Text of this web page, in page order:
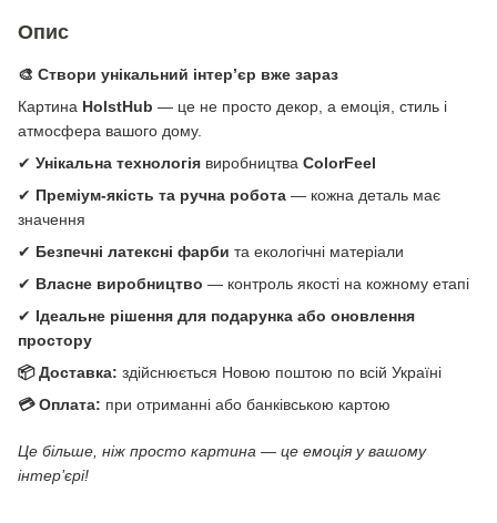
Опис
🎨 Створи унікальний інтер’єр вже зараз
Картина HolstHub — це не просто декор, а емоція, стиль і
атмосфера вашого дому.
✔ Унікальна технологія виробництва ColorFeel
✔ Преміум-якість та ручна робота — кожна деталь має
значення
✔ Безпечні латексні фарби та екологічні матеріали
✔ Власне виробництво — контроль якості на кожному етапі
✔ Ідеальне рішення для подарунка або оновлення
простору
📦 Доставка: здійснюється Новою поштою по всій Україні
💳 Оплата: при отриманні або банківською картою
Це більше, ніж просто картина — це емоція у вашому
інтер’єрі!